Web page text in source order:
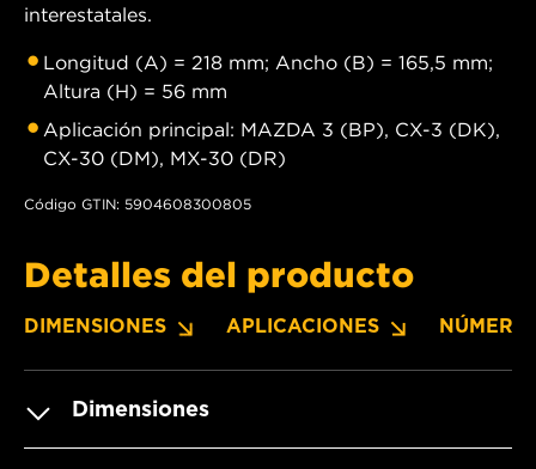
interestatales.
Longitud (A) = 218 mm; Ancho (B) = 165,5 mm;
Altura (H) = 56 mm
Aplicación principal: MAZDA 3 (BP), CX-3 (DK),
CX-30 (DM), MX-30 (DR)
Código GTIN: 5904608300805
Detalles del producto
DIMENSIONES APLICACIONES
Dimensiones